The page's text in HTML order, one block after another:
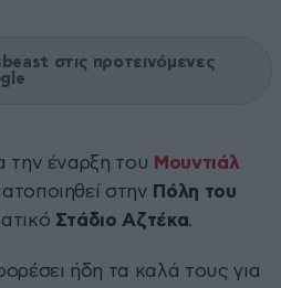
στις προτεινόμενες
την έναρξη του Μουντιάλ
στην Πόλη του
Στάδιο Αζτέκα.
ήδη τα καλά τους για